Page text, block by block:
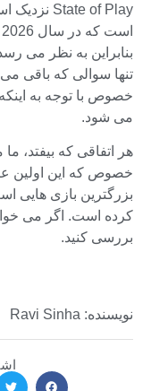
State of Play نزدیک است.
بنابراین به نظر می
تنها سوالی که باقی
خصوص با توجه به
می شود.
هر اتفاقی که بیفتد،
خصوص که این اولین
کرده است. اگر می
بررسی کنید.
نویسنده: Ravi Sinha